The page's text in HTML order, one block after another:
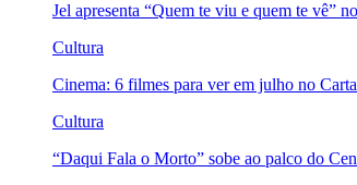
Jel apresenta “Quem te viu e quem te vê”
Cultura
Cinema: 6 filmes para ver em julho no
Cultura
“Daqui Fala o Morto” sobe ao palco do